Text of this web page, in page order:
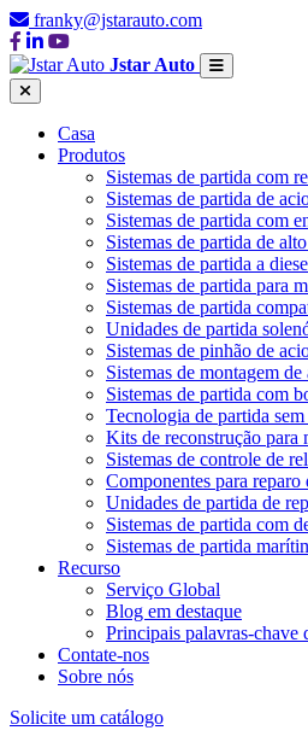
franky@jstarauto.com
Jstar Auto
Casa
Produtos
Sistemas de partida com
Sistemas de partida de
Sistemas de partida com
Sistemas de partida de
Sistemas de partida a
Sistemas de partida para
Sistemas de partida
Unidades de partida
Sistemas de pinhão de
Sistemas de montagem de
Sistemas de partida com
Tecnologia de partida sem
Kits de reconstrução para
Sistemas de controle de
Componentes para reparo
Unidades de partida de
Sistemas de partida com
Sistemas de partida
Recurso
Serviço Global
Blog em destaque
Principais palavras-chave
Contate-nos
Sobre nós
Solicite um catálogo